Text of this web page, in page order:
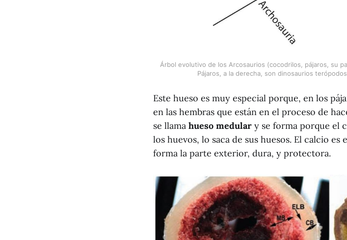
Árbol evolutivo de los Arcosaurios (cocodrilos, pájaros, su
Pájaros, a la derecha, son dinosaurios
Este hueso es muy especial porque, en los
en las hembras que están en el proceso de
se llama hueso medular y se forma porque el
los huevos, lo saca de sus huesos. El calcio
forma la parte exterior, dura, y protectora.